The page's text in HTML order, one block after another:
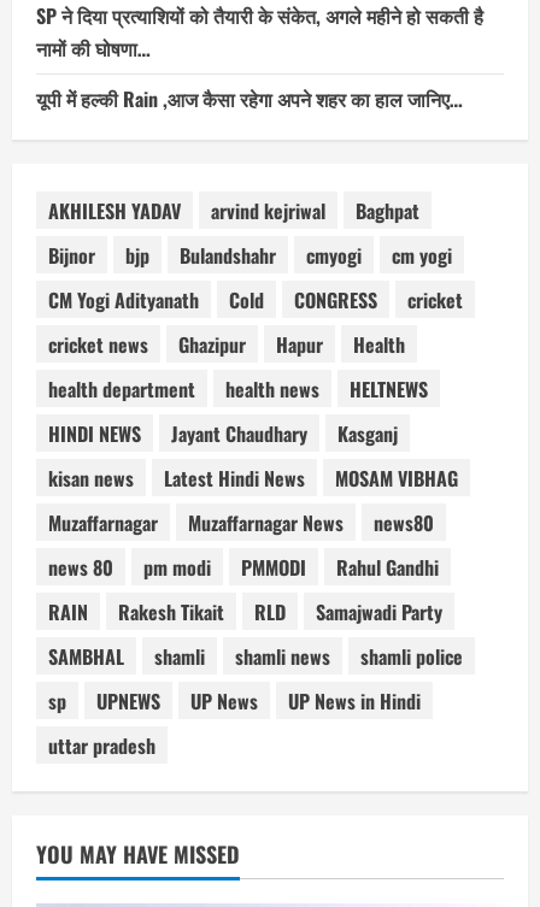
SP ने दिया प्रत्याशियों को तैयारी के संकेत, अगले महीने हो सकती है
नामों की घोषणा…
यूपी में हल्की Rain ,आज कैसा रहेगा अपने शहर का हाल जानिए…
AKHILESH YADAV arvind kejriwal
Baghpat
Bijnor
bjp Bulandshahr cmyogi
cm yogi
CM Yogi Adityanath
Cold CONGRESS
cricket
cricket news
Ghazipur Hapur
Health
health department
health news
HELTNEWS
HINDI NEWS
Jayant Chaudhary
Kasganj
kisan news
Latest Hindi News
MOSAM VIBHAG
Muzaffarnagar
Muzaffarnagar News
news80
news 80
pm modi PMMODI
Rahul Gandhi
RAIN
Rakesh Tikait RLD
Samajwadi Party
SAMBHAL
shamli shamli news
shamli police
sp
UPNEWS UP News
UP News in Hindi
uttar pradesh
YOU MAY HAVE MISSED